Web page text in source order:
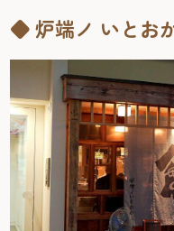
◆ 炉端ノ いとお